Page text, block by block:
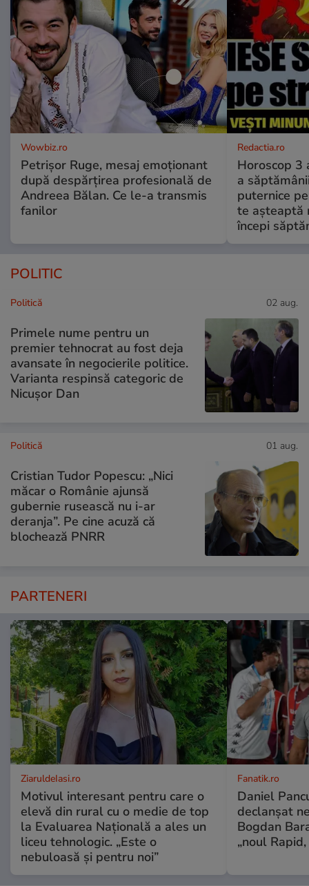
Wowbiz.ro
Petrișor Ruge, mesaj emoționant
după despărțirea profesională de
Andreea Bălan. Ce le-a transmis
fanilor
Redactia.ro
Horoscop 3
a
puternice
te așteaptă
începi
POLITIC
Politică 02 aug.
Primele nume pentru un
premier tehnocrat au fost deja
avansate în negocierile politice.
Varianta respinsă categoric de
Nicușor Dan
Politică 01 aug.
Cristian Tudor Popescu: „Nici
măcar o Românie ajunsă
gubernie rusească nu i-ar
deranja”. Pe cine acuză că
blochează PNRR
PARTENERI
ZiaruldeIasi.ro
Motivul interesant pentru care o
elevă din rural cu o medie de top
la Evaluarea Națională a ales un
liceu tehnologic. „Este o
nebuloasă și pentru noi”
Fanatik.ro
Daniel
declanșat
Bogdan
„noul